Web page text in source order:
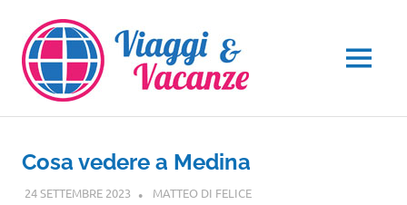
contenuto
MENU
Cosa vedere a Medina
24 SETTEMBRE 2023 MATTEO DI FELICEASIA